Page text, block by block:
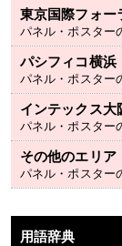
東京国際フォー
パネル・ポスター
パシフィコ横浜
パネル・ポスター
インテックス大
パネル・ポスター
その他のエリア
パネル・ポスター
用語辞典